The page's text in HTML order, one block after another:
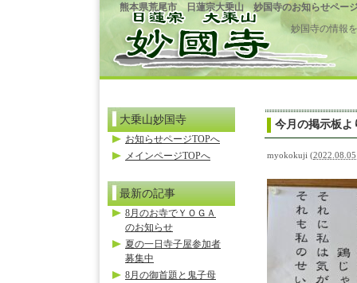
熊本県荒尾市 日蓮宗大乗山 妙国寺のお知らせペー
妙国寺の情報
今月の掲示板よ
myokokuji (
大乗山妙国寺
お知らせページTOPへ
メインページTOPへ
最新の記事
8月のお寺でＹＯＧＡ
のお知らせ
夏の一日寺子屋参加者
募集中
8月の御首題と鬼子母